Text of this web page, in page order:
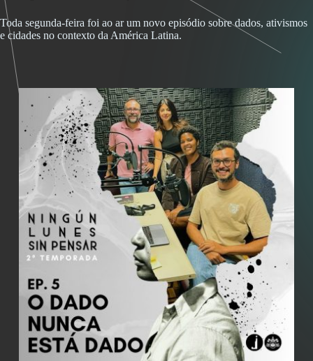
Toda segunda-feira foi ao ar um novo episódio sobre dados, ativismos
e cidades no contexto da América Latina.